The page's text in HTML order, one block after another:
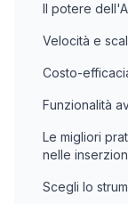
Il potere
Velocità e
Costo-
Funzionalità
Le migliori
nelle
Scegli lo